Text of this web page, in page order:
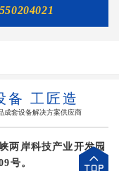
备 工匠造
成套设备解决方案供应商
两岸科技产业开发园
号。